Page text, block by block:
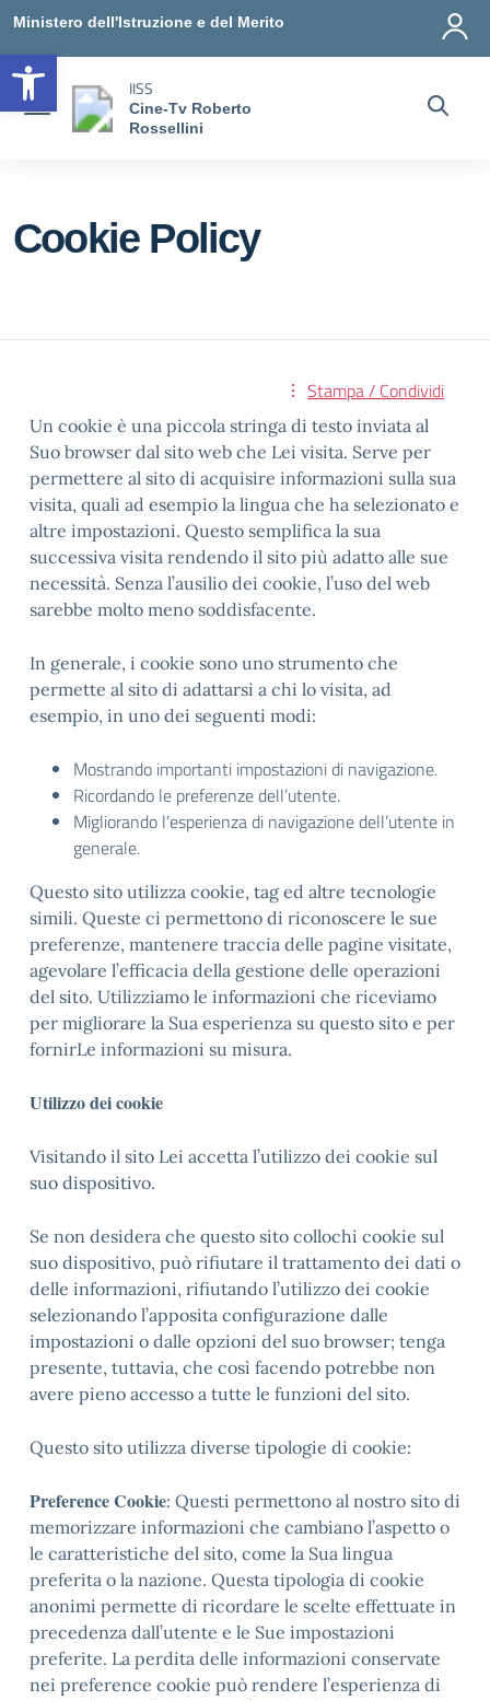
Vai ai contenuti
Vai al menu di navigazione
Vai al footer
Ministero dell'Istruzione e del Merito
IISS
Cine-Tv Roberto
Rossellini
Cookie Policy
Stampa / Condividi
Un cookie è una piccola stringa di testo inviata al
Suo browser dal sito web che Lei visita. Serve per
permettere al sito di acquisire informazioni sulla sua
visita, quali ad esempio la lingua che ha selezionato e
altre impostazioni. Questo semplifica la sua
successiva visita rendendo il sito più adatto alle sue
necessità. Senza l’ausilio dei cookie, l’uso del web
sarebbe molto meno soddisfacente.
In generale, i cookie sono uno strumento che
permette al sito di adattarsi a chi lo visita, ad
esempio, in uno dei seguenti modi:
Mostrando importanti impostazioni di navigazione.
Ricordando le preferenze dell’utente.
Migliorando l’esperienza di navigazione dell’utente in
generale.
Questo sito utilizza cookie, tag ed altre tecnologie
simili. Queste ci permettono di riconoscere le sue
preferenze, mantenere traccia delle pagine visitate,
agevolare l’efficacia della gestione delle operazioni
del sito. Utilizziamo le informazioni che riceviamo
per migliorare la Sua esperienza su questo sito e per
fornirLe informazioni su misura.
Utilizzo dei cookie
Visitando il sito Lei accetta l’utilizzo dei cookie sul
suo dispositivo.
Se non desidera che questo sito collochi cookie sul
suo dispositivo, può rifiutare il trattamento dei dati o
delle informazioni, rifiutando l’utilizzo dei cookie
selezionando l’apposita configurazione dalle
impostazioni o dalle opzioni del suo browser; tenga
presente, tuttavia, che così facendo potrebbe non
avere pieno accesso a tutte le funzioni del sito.
Questo sito utilizza diverse tipologie di cookie:
Preference Cookie: Questi permettono al nostro sito di
memorizzare informazioni che cambiano l’aspetto o
le caratteristiche del sito, come la Sua lingua
preferita o la nazione. Questa tipologia di cookie
anonimi permette di ricordare le scelte effettuate in
precedenza dall’utente e le Sue impostazioni
preferite. La perdita delle informazioni conservate
nei preference cookie può rendere l’esperienza di
Open toolbar